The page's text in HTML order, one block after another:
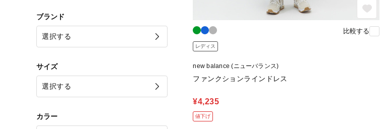
ブランド
サイズ
カラー
比較する
レディス
new balance (ニューバランス)
ファンクションラインドレス
¥4,235
値下げ